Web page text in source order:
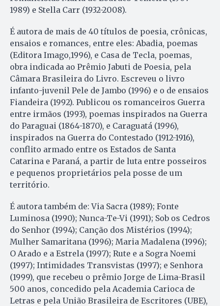
1989) e Stella Carr (1932-2008).
É autora de mais de 40 títulos de poesia, crônicas,
ensaios e romances, entre eles: Abadia, poemas
(Editora Imago,1996), e Casa de Tecla, poemas,
obra indicada ao Prêmio Jabuti de Poesia, pela
Câmara Brasileira do Livro. Escreveu o livro
infanto-juvenil Pele de Jambo (1996) e o de ensaios
Fiandeira (1992). Publicou os romanceiros Guerra
entre irmãos (1993), poemas inspirados na Guerra
do Paraguai (1864-1870), e Caraguatá (1996),
inspirados na Guerra do Contestado (1912-1916),
conflito armado entre os Estados de Santa
Catarina e Paraná, a partir de luta entre posseiros
e pequenos proprietários pela posse de um
território.
É autora também de: Via Sacra (1989); Fonte
Luminosa (1990); Nunca-Te-Vi (1991); Sob os Cedros
do Senhor (1994); Canção dos Mistérios (1994);
Mulher Samaritana (1996); Maria Madalena (1996);
O Arado e a Estrela (1997); Rute e a Sogra Noemi
(1997); Intimidades Transvistas (1997); e Senhora
(1999), que recebeu o prêmio Jorge de Lima-Brasil
500 anos, concedido pela Academia Carioca de
Letras e pela União Brasileira de Escritores (UBE),